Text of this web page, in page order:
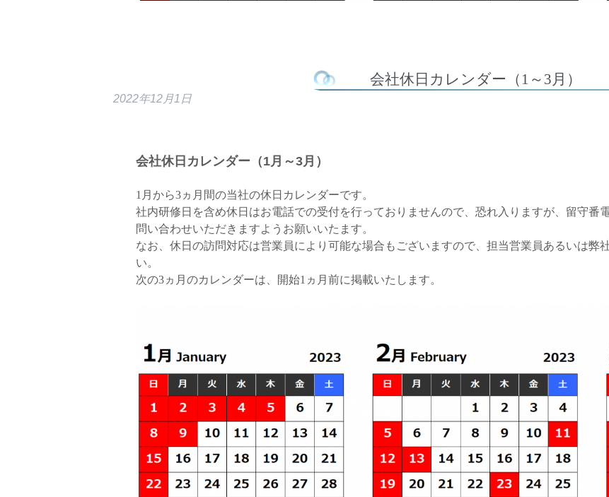
会社休日カレンダー（1～3月）
2022年12月1日
会社休日カレンダー（1月～3月）
1月から3ヵ月間の当社の休日カレンダーです。
社内研修日を含め休日はお電話での受付を行っておりませんので、恐れ入りますが、留守番
問い合わせいただきますようお願いいたます。
なお、休日の訪問対応は営業員により可能な場合もございますので、担当営業員あるいは弊
い。
次の3ヵ月のカレンダーは、開始1ヵ月前に掲載いたします。